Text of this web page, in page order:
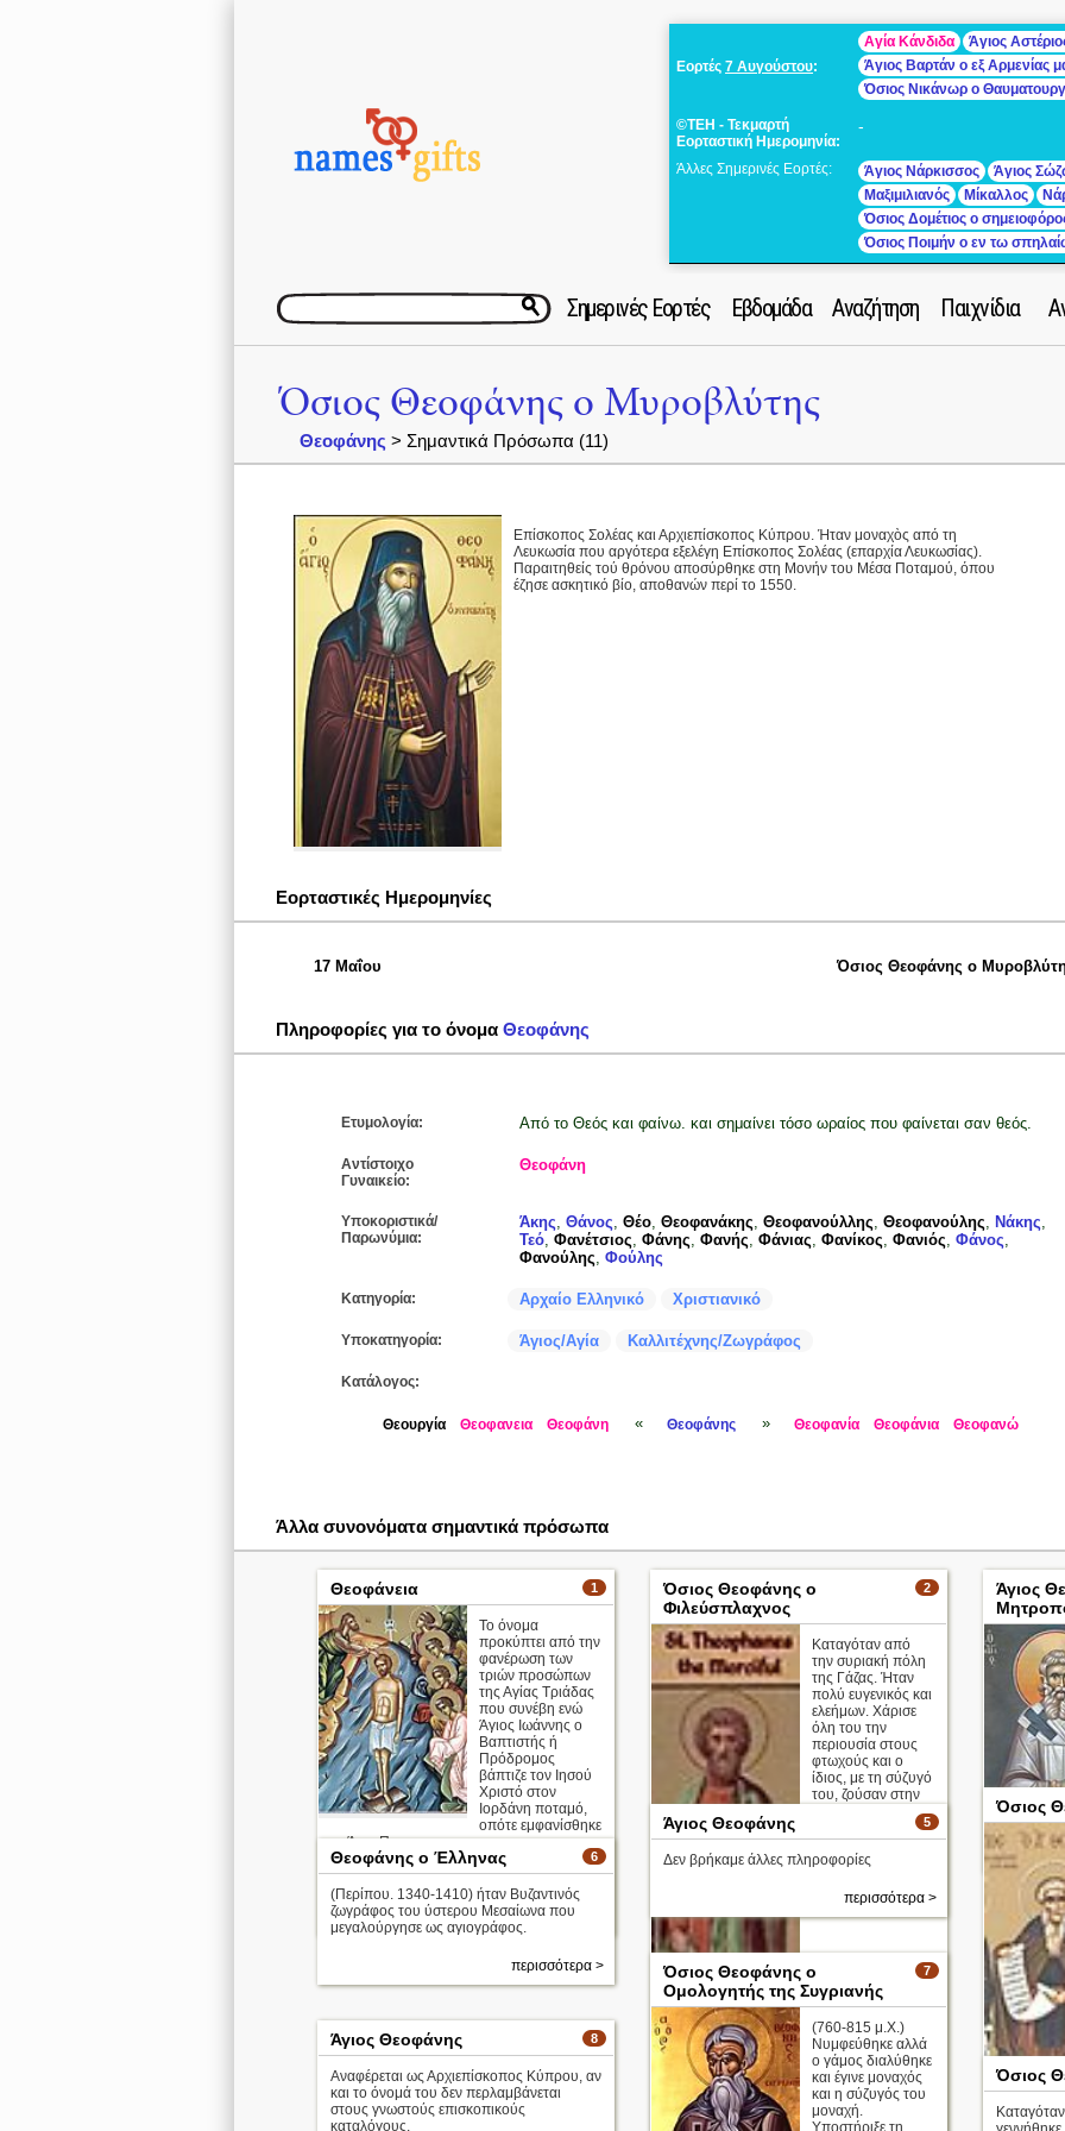
Εορτές 7 Αυγούστου:
Αγία Κάνδιδα
Άγιος
Άγιος Βαρτάν ο εξ Αρμενίας
Όσιος Νικάνωρ ο
©ΤΕΗ - Τεκμαρτή
Εορταστική Ημερομηνία:
-
Άλλες Σημερινές Εορτές: Άγιος Νάρκισσος
Άγιος
Μαξιμιλιανός
Μίκαλλος
Όσιος Δομέτιος ο
Όσιος Ποιμήν ο εν τω
Σημερινές Εορτές Εβδομάδα Αναζήτηση Παιχνίδια
Όσιος Θεοφάνης ο Μυροβλύτης
Θεοφάνης > Σημαντικά Πρόσωπα (11)
Επίσκοπος Σολέας και Αρχιεπίσκοπος Κύπρου. Ήταν μοναχὸς από τη
Λευκωσία που αργότερα εξελέγη Επίσκοπος Σολέας (επαρχία Λευκωσίας).
Παραιτηθείς τού θρόνου αποσύρθηκε στη Μονήν του Μέσα Ποταμού, όπου
έζησε ασκητικό βίο, αποθανών περί το 1550.
Εορταστικές Ημερομηνίες
17 Μαΐου Όσιος Θεοφάνης ο
Πληροφορίες για το όνομα Θεοφάνης
Ετυμολογία: Aπό το Θεός και φαίνω. και σημαίνει τόσο ωραίος που φαίνεται σαν θεός.
Αντίστοιχο
Γυναικείο:
Θεοφάνη
Υποκοριστικά/
Παρωνύμια:
Άκης, Θάνος, Θέο, Θεοφανάκης, Θεοφανούλλης, Θεοφανούλης, Νάκης,
Τεό, Φανέτσιος, Φάνης, Φανής, Φάνιας, Φανίκος, Φανιός, Φάνος,
Φανούλης, Φούλης
Κατηγορία: Αρχαίο Ελληνικό Χριστιανικό
Υποκατηγορία: Άγιος/Αγία Καλλιτέχνης/Ζωγράφος
Κατάλογος:
Θεουργία Θεοφανεια Θεοφάνη « Θεοφάνης » Θεοφανία Θεοφάνια Θεοφανώ
Άλλα συνονόματα σημαντικά πρόσωπα
1
Θεοφάνεια
Το όνομα
προκύπτει από την
φανέρωση των
τριών προσώπων
της Αγίας Τριάδας
που συνέβη ενώ
Άγιος Ιωάννης ο
Βαπτιστής ή
Πρόδρομος
βάπτιζε τον Ιησού
Χριστό στον
Ιορδάνη ποταμό,
οπότε εμφανίσθηκε
το Άγιο Πν ...
Απολυτίκιο
περισσότερα >
2
Όσιος Θεοφάνης ο
Φιλεύσπλαχνος
Καταγόταν από
την συριακή πόλη
της Γάζας. Ήταν
πολύ ευγενικός και
ελεήμων. Χάρισε
όλη του την
περιουσία στους
φτωχούς και ο
ίδιος, με τη σύζυγό
του, ζούσαν στην
Άγιος
Όσιος
5
Άγιος Θεοφάνης
Δεν βρήκαμε άλλες πληροφορίες
περισσότερα >
6
Θεοφάνης ο Έλληνας
(Περίπου. 1340-1410) ήταν Βυζαντινός
ζωγράφος του ύστερου Μεσαίωνα που
μεγαλούργησε ως αγιογράφος.
περισσότερα > 7
Όσιος Θεοφάνης ο
Ομολογητής της Συγριανής
(760-815 μ.Χ.)
Νυμφεύθηκε αλλά
ο γάμος διαλύθηκε
και έγινε μοναχός
και η σύζυγός του
μοναχή.
Υποστήριξε τη
8
Άγιος Θεοφάνης
Aναφέρεται ως Αρχιεπίσκοπος Κύπρου, αν
και το όνομά του δεν περλαμβάνεται
στους γνωστούς επισκοπικούς
καταλόγους.
Όσιος